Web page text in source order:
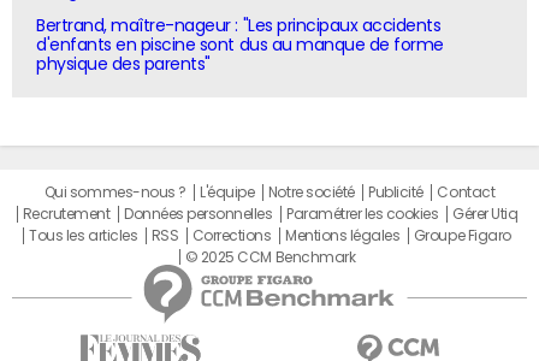
Bertrand, maître-nageur : "Les principaux accidents
d'enfants en piscine sont dus au manque de forme
physique des parents"
Qui sommes-nous ? L'équipe Notre société Publicité
Contact
Recrutement
Données personnelles Paramétrer les cookies
Gérer Utiq
Tous les articles
RSS Corrections Mentions légales
Groupe Figaro
© 2025 CCM Benchmark